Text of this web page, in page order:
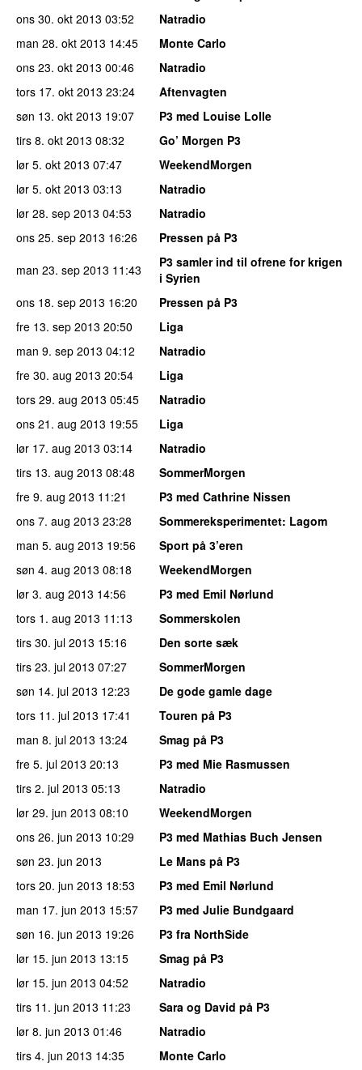
ons 30. okt 2013 03:52
Natradio
man 28. okt 2013 14:45
Monte Carlo
ons 23. okt 2013 00:46
Natradio
tors 17. okt 2013 23:24
Aftenvagten
søn 13. okt 2013 19:07
P3 med Louise Lolle
tirs 8. okt 2013 08:32
Go’ Morgen P3
lør 5. okt 2013 07:47
WeekendMorgen
lør 5. okt 2013 03:13
Natradio
lør 28. sep 2013 04:53
Natradio
ons 25. sep 2013 16:26
Pressen på P3
man 23. sep 2013 11:43
P3 samler ind til ofrene for krigen
i Syrien
ons 18. sep 2013 16:20
Pressen på P3
fre 13. sep 2013 20:50
Liga
man 9. sep 2013 04:12
Natradio
fre 30. aug 2013 20:54
Liga
tors 29. aug 2013 05:45
Natradio
ons 21. aug 2013 19:55
Liga
lør 17. aug 2013 03:14
Natradio
tirs 13. aug 2013 08:48
SommerMorgen
fre 9. aug 2013 11:21
P3 med Cathrine Nissen
ons 7. aug 2013 23:28 Sommereksperimentet: Lagom
man 5. aug 2013 19:56
Sport på 3’eren
søn 4. aug 2013 08:18
WeekendMorgen
lør 3. aug 2013 14:56
P3 med Emil Nørlund
tors 1. aug 2013 11:13
Sommerskolen
tirs 30. jul 2013 15:16
Den sorte sæk
tirs 23. jul 2013 07:27
SommerMorgen
søn 14. jul 2013 12:23
De gode gamle dage
tors 11. jul 2013 17:41
Touren på P3
man 8. jul 2013 13:24
Smag på P3
fre 5. jul 2013 20:13
P3 med Mie Rasmussen
tirs 2. jul 2013 05:13
Natradio
lør 29. jun 2013 08:10
WeekendMorgen
ons 26. jun 2013 10:29
P3 med Mathias Buch Jensen
søn 23. jun 2013
Le Mans på P3
tors 20. jun 2013 18:53
P3 med Emil Nørlund
man 17. jun 2013 15:57
P3 med Julie Bundgaard
søn 16. jun 2013 19:26
P3 fra NorthSide
lør 15. jun 2013 13:15
Smag på P3
lør 15. jun 2013 04:52
Natradio
tirs 11. jun 2013 11:23
Sara og David på P3
lør 8. jun 2013 01:46
Natradio
tirs 4. jun 2013 14:35
Monte Carlo